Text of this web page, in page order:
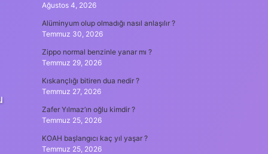
Ağustos 4, 2026
Alüminyum olup olmadığı nasıl anlaşılır ?
Temmuz 30, 2026
Zippo normal benzinle yanar mı ?
Temmuz 29, 2026
Kıskançlığı bitiren dua nedir ?
Temmuz 27, 2026
Zafer Yılmaz’ın oğlu kimdir ?
Temmuz 25, 2026
KOAH başlangıcı kaç yıl yaşar ?
Temmuz 25, 2026